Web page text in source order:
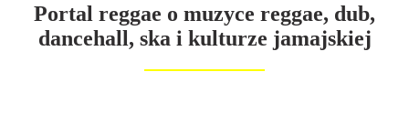
Portal reggae o muzyce reggae, dub,
dancehall, ska i kulturze jamajskiej